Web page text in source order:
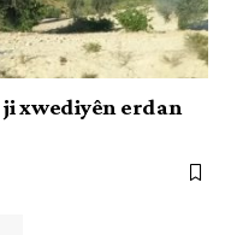
xwediyên erdan